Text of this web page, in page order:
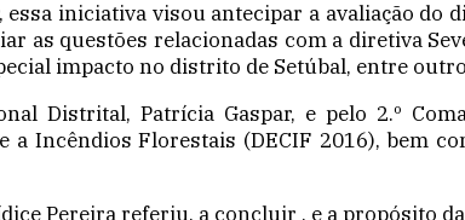
iniciativa visou antecipar a avaliação do
as questões relacionadas com a diretiva
impacto no distrito de Setúbal, entre
Distrital, Patrícia Gaspar, e pelo 2.º
Incêndios Florestais (DECIF 2016), bem
Pereira referiu, a concluir , e a propósito